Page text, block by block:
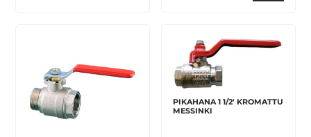
PIKAHANA 1 1/2' KROMATTU
MESSINKI